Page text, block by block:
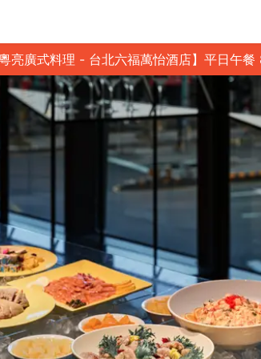
亮廣式料理 - 台北六福萬怡酒店】平日午餐